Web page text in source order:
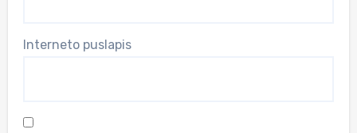
Interneto puslapis